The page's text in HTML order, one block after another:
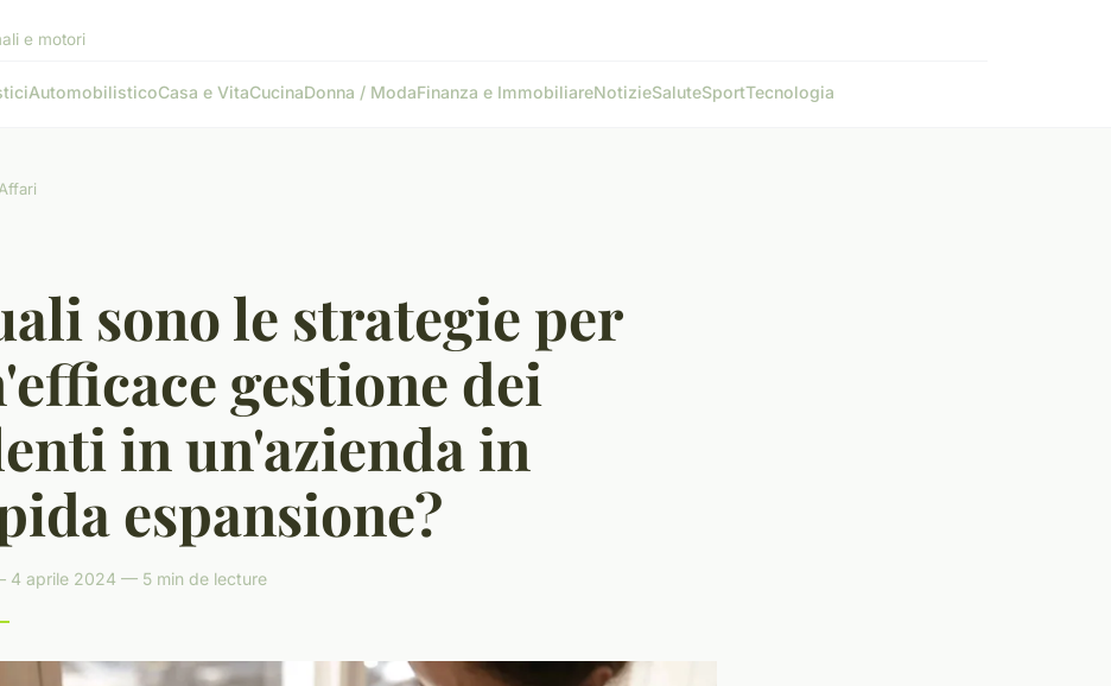
e motori
AutomobilisticoCasa e VitaCucinaDonna / ModaFinanza e ImmobiliareNotizieSaluteSportTecnologia
Affari
sono le strategie per
gestione dei
in un'azienda in
espansione?
4 aprile 2024 — 5 min de lecture